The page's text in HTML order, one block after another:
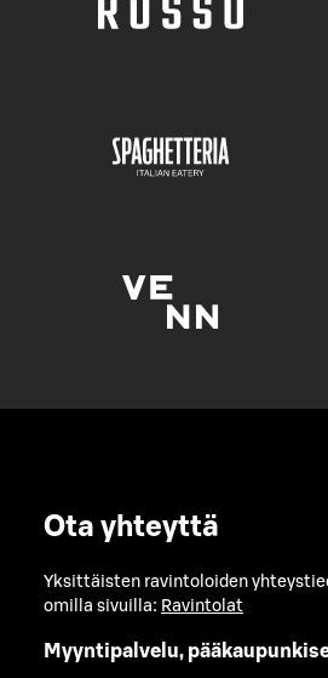
Ota yhteyttä
Yksittäisten ravintoloiden
omilla sivuilla: Ravintolat
Myyntipalvelu,